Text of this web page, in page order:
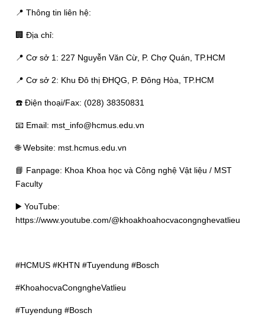
📍 Thông tin liên hệ:
🏢 Địa chỉ:
📍 Cơ sở 1: 227 Nguyễn Văn Cừ, P. Chợ Quán, TP.HCM
📍 Cơ sở 2: Khu Đô thị ĐHQG, P. Đông Hòa, TP.HCM
☎️ Điện thoại/Fax: (028) 38350831
📧 Email: mst_info@hcmus.edu.vn
🌐 Website: mst.hcmus.edu.vn
📘 Fanpage: Khoa Khoa học và Công nghệ Vật liệu / MST
Faculty
▶️ YouTube:
https://www.youtube.com/@khoakhoahocvacongnghevatlieu
#HCMUS #KHTN #Tuyendung #Bosch
#KhoahocvaCongngheVatlieu
#Tuyendung #Bosch